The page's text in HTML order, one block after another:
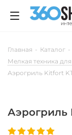
Главная - Каталог -
Мелкая техника
Аэрогриль Kitfort
Аэрогриль